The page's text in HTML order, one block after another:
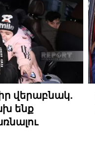
վերաբնակ.
ենք